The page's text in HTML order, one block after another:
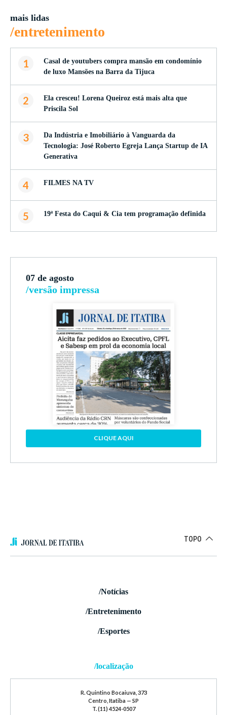
mais lidas
/entretenimento
1
Casal de youtubers compra mansão em condomínio
de luxo Mansões na Barra da Tijuca
2
Ela cresceu! Lorena Queiroz está mais alta que
Priscila Sol
3
Da Indústria e Imobiliário à Vanguarda da
Tecnologia: José Roberto Egreja Lança Startup de IA
Generativa
4 FILMES NA TV
5 19ª Festa do Caqui & Cia tem programação definida
07 de agosto
/versão impressa
CLIQUE AQUI
TOPO
/Notícias
/Entretenimento
/Esportes
/localização
R. Quintino Bocaiuva, 373
Centro, Itatiba — SP
T. (11) 4524-0507